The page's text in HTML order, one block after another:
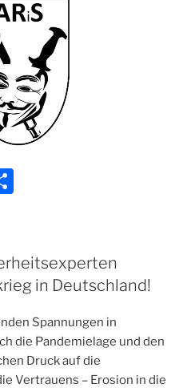
n
in Deutschland!
Spannungen in
die Pandemielage und den
Druck auf die
Vertrauens – Erosion in die